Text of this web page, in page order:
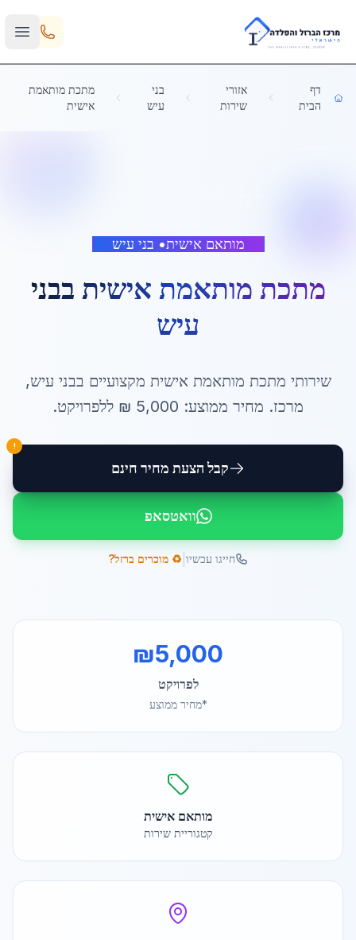
Skip to main content
דף
הבית
אזורי
שירות
בני
עיש
מתכת מותאמת
אישית
מותאם אישית• בני עיש
מתכת מותאמת אישית בבני
עיש
שירותי מתכת מותאמת אישית מקצועיים בבני עיש,
מרכז. מחיר ממוצע: 5,000 ₪ ללפרויקט.
קבל הצעת מחיר חינם
!
וואטסאפ
חייגו עכשיו ♻️ מוכרים ברזל?
₪5,000
לפרויקט
*מחיר ממוצע
מותאם אישית
קטגוריית שירות